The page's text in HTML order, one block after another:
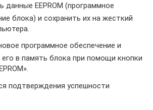
данные EEPROM (программное
блока) и сохранить их на жесткий
программное обеспечение и
его в память блока при помощи кнопки
подтверждения успешности